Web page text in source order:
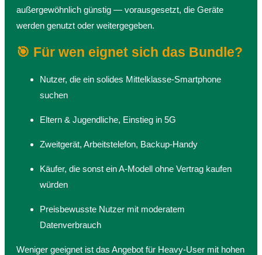
außergewöhnlich günstig — vorausgesetzt, die Geräte
werden genutzt oder weitergegeben.
🎯 Für wen eignet sich das Bundle?
Nutzer, die ein solides Mittelklasse-Smartphone
suchen
Eltern & Jugendliche, Einstieg in 5G
Zweitgerät, Arbeitstelefon, Backup-Handy
Käufer, die sonst ein A-Modell ohne Vertrag kaufen
würden
Preisbewusste Nutzer mit moderatem
Datenverbrauch
Weniger geeignet ist das Angebot für Heavy-User mit hohen